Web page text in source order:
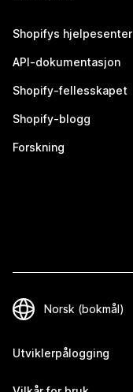
Shopifys hjelpesenter
API-dokumentasjon
Shopify-fellesskapet
Shopify-blogg
Forskning
Utviklerpålogging